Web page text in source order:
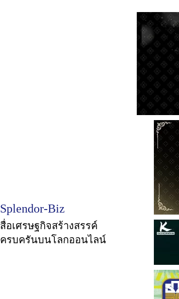
Splendor-Biz
สื่อเศรษฐกิจสร้างสรรค์
ครบครันบนโลกออนไลน์